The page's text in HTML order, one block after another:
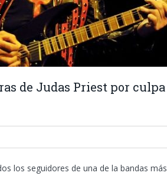
de Judas Priest por
los seguidores de una de la bandas